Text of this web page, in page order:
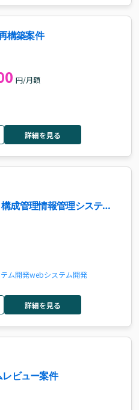
構築案件
円/月額
詳細を見る
成管理情報管理システム
ム開発webシステム開発
詳細を見る
レビュー案件